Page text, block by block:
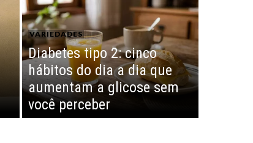
VARIEDADES
Diabetes tipo 2: cinco
hábitos do dia a dia que
aumentam a glicose sem
você perceber